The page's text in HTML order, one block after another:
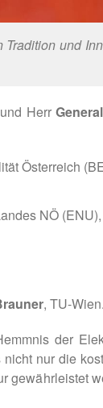
und
Herr
Österreich
NÖ (ENU),
, TU-Wien.
der
nur die